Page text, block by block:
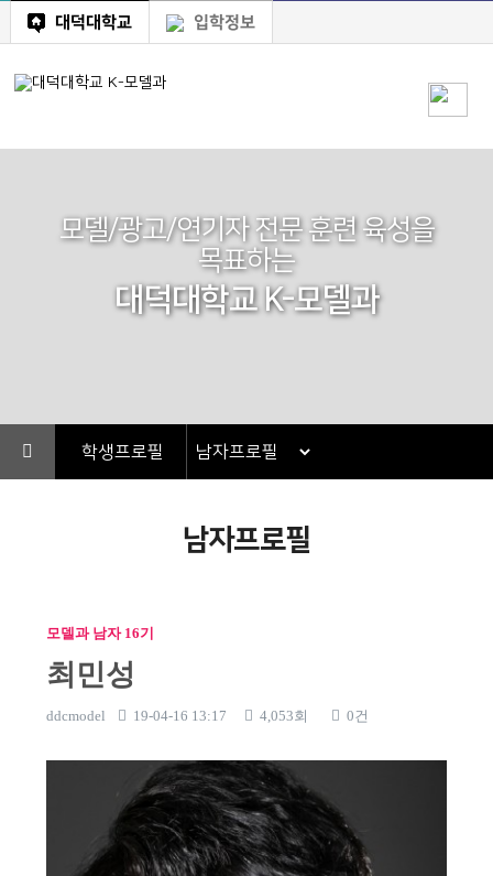
대덕대학교 입학정보
모델/광고/연기자 전문 훈련 육성을
목표하는
대덕대학교 K-모델과
학생프로필
남자프로필
모델과 남자 16기
최민성
ddcmodel 19-04-16 13:17 4,053회 0건